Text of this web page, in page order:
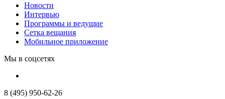
Новости
Интервью
Программы и ведущие
Сетка вещания
Мобильное приложение
Мы в соцсетях
8 (495) 950-62-26